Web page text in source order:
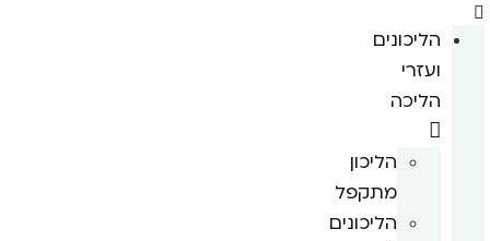
הליכונים
ועזרי
הליכה
הליכון
מתקפל
הליכונים